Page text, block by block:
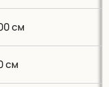
см
см